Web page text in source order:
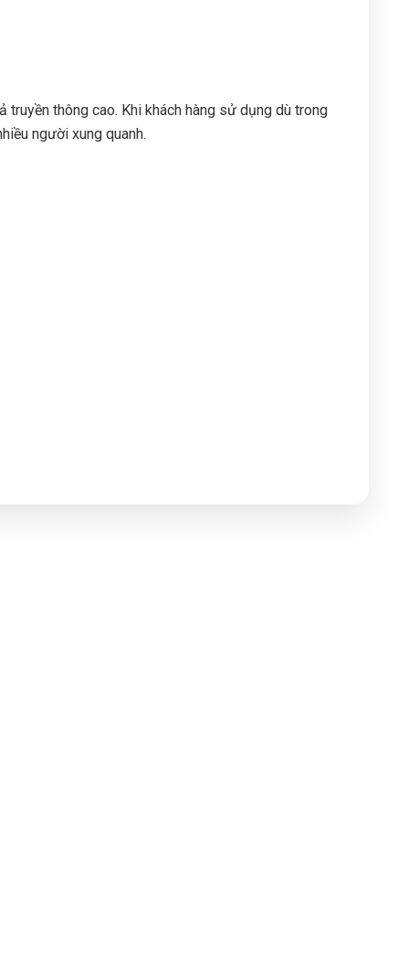
thông cao. Khi khách hàng sử dụng dù trong
người xung quanh.